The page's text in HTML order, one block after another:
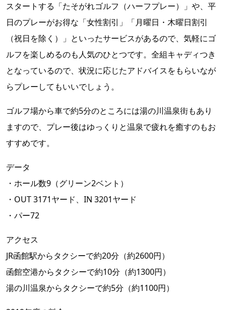
スタートする「たそがれゴルフ（ハーフプレー）」や、平
日のプレーがお得な「女性割引」「月曜日・木曜日割引
（祝日を除く）」といったサービスがあるので、気軽にゴ
ルフを楽しめるのも人気のひとつです。全組キャディつき
となっているので、状況に応じたアドバイスをもらいなが
らプレーしてもいいでしょう。
ゴルフ場から車で約5分のところには湯の川温泉街もあり
ますので、プレー後はゆっくりと温泉で疲れを癒すのもお
すすめです。
データ
・ホール数9（グリーン2ベント）
・OUT 3171ヤード、IN 3201ヤード
・パー72
アクセス
JR函館駅からタクシーで約20分（約2600円）
函館空港からタクシーで約10分（約1300円）
湯の川温泉からタクシーで約5分（約1100円）